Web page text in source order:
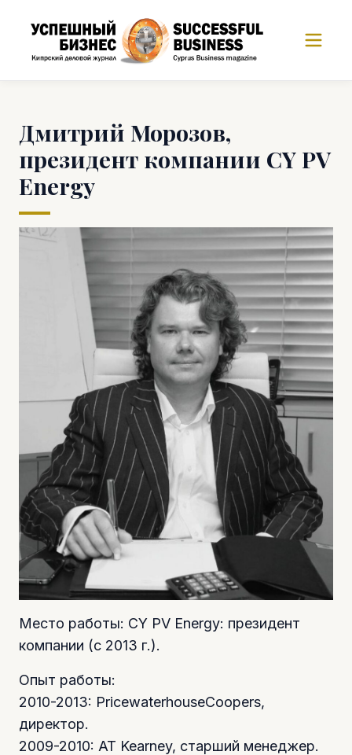
Дмитрий Морозов,
президент компании CY PV
Energy
Место работы: CY PV Energy: президент
компании (с 2013 г.).
Опыт работы:
2010-2013: PricewaterhouseCoopers,
директор.
2009-2010: AT Kearney, старший менеджер.